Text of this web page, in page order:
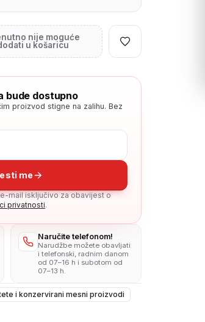
nije moguće
u košaricu
bude dostupno
proizvod stigne na zalihu. Bez
me
mail isključivo za obavijest o
privatnosti.
Naručite telefonom!
Narudžbe možete obavljati
i telefonski, radnim danom
od 07–16 h i subotom od
07–13 h.
i konzervirani mesni proizvodi